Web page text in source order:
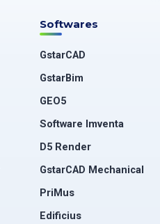
Softwares
GstarCAD
GstarBim
GEO5
Software Imventa
D5 Render
GstarCAD Mechanical
PriMus
Edificius